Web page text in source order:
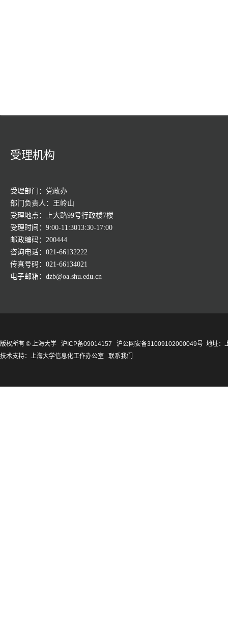
受理机构
受理部门：党政办
部门负责人：王岭山
受理地点：上大路99号行政楼7楼
受理时间：9:00-11:3013:30-17:00
邮政编码：200444
咨询电话：021-66132222
传真号码：021-66134021
电子邮箱：dzb@oa.shu.edu.cn
版权所有 © 上海大学 沪ICP备09014157 沪公网安备31009102000049号 地址：
技术支持： 上海大学信息化工作办公室 联系我们